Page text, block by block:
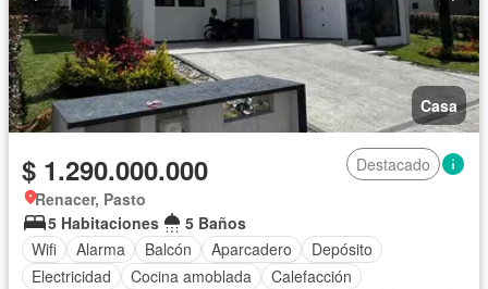
Casa
$ 1.290.000.000
Destacado
Renacer, Pasto
5 Habitaciones
5 Baños
Wifi
Alarma Balcón Aparcadero
Depósito
Electricidad
Cocina amoblada
Calefacción